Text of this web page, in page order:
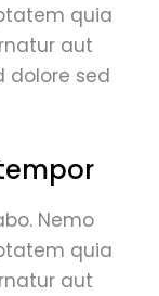
quia
aut
dolore sed
Nemo
quia
aut